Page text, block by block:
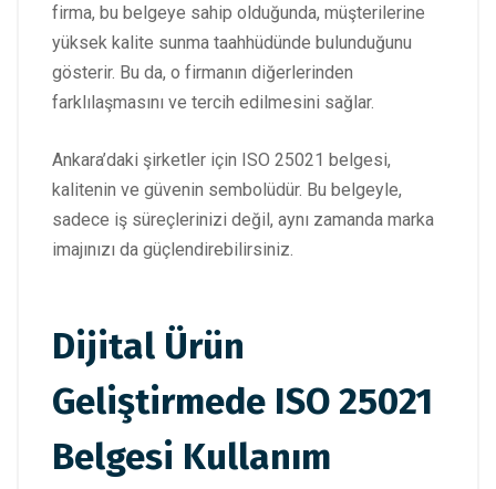
firma, bu belgeye sahip olduğunda, müşterilerine
yüksek kalite sunma taahhüdünde bulunduğunu
gösterir. Bu da, o firmanın diğerlerinden
farklılaşmasını ve tercih edilmesini sağlar.
Ankara’daki şirketler için ISO 25021 belgesi,
kalitenin ve güvenin sembolüdür. Bu belgeyle,
sadece iş süreçlerinizi değil, aynı zamanda marka
imajınızı da güçlendirebilirsiniz.
Dijital Ürün
Geliştirmede ISO 25021
Belgesi Kullanım